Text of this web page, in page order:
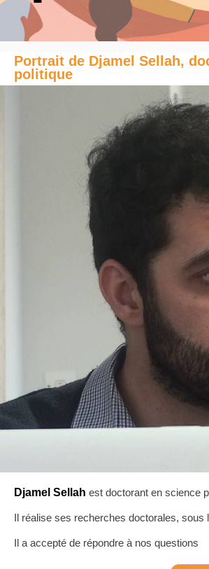
Portrait de Djamel Sellah,
politique
Djamel Sellah est doctorant en science
Il réalise ses recherches doctorales, sous
Il a accepté de répondre à nos questions